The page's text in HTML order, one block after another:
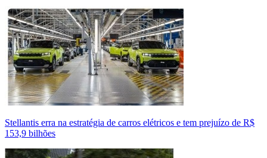
Stellantis erra na estratégia de carros elétricos e tem prejuízo de R$
153,9 bilhões